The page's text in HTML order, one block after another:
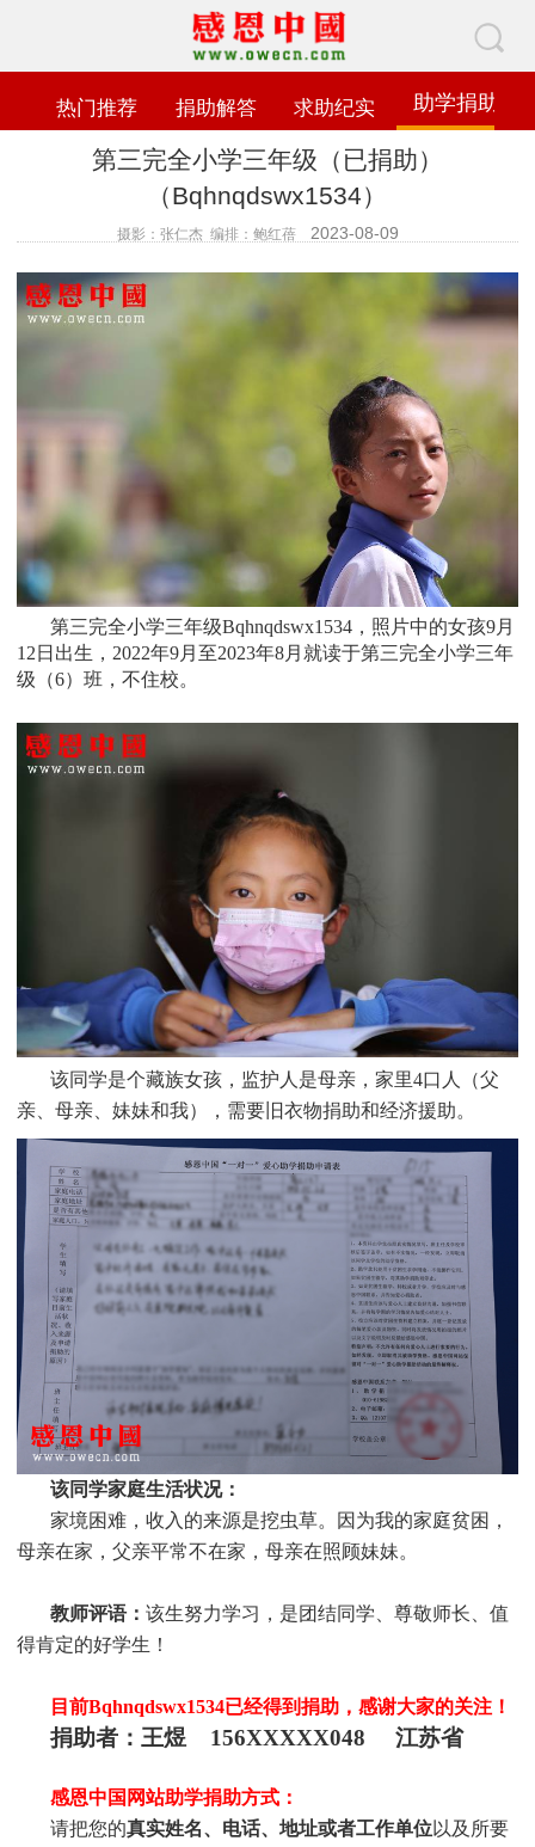
热门推荐 捐助解答 求助纪实 助学捐助
第三完全小学三年级（已捐助）
（Bqhnqdswx1534）
摄影：张仁杰 编排：鲍红蓓 2023-08-09
第三完全小学三年级Bqhnqdswx1534，照片中的女孩9月
12日 出生， 2022年9月至2023年8月就读于第三完全小学三年
级（6）班 ，不住校。
该同学是个藏族女孩，监护人是母亲，家里4口人（父
亲、母亲、妹妹和我），需要旧衣物捐助和经济援助。
该同学家庭生活状况：
家境困难，收入的来源是挖虫草。因为我的家庭贫困，
母亲在家，父亲平常不在家，母亲在照顾妹妹。
教师评语： 该生努力学习，是团结同学、尊敬师长、值
得肯定的好学生！
目前Bqhnqdswx1534已经得到捐助，感谢大家的关注！
捐助者：王煜 156XXXXX048 江苏省
感恩中国网站助学捐助方式：
请把您的真实姓名、电话、地址或者工作单位以及所要